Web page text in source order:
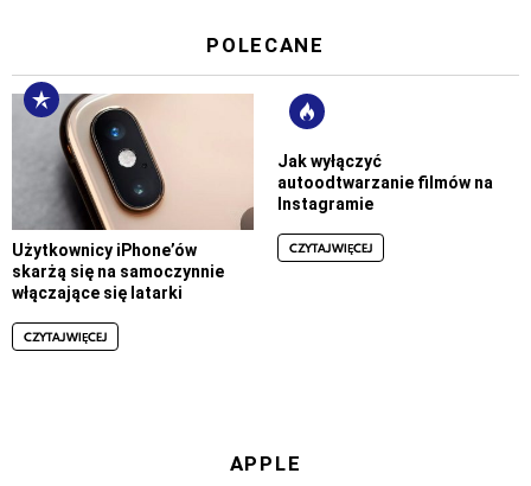
POLECANE
Użytkownicy iPhone’ów
skarżą się na samoczynnie
włączające się latarki
CZYTAJ WIĘCEJ
Jak wyłączyć
autoodtwarzanie filmów na
Instagramie
CZYTAJ WIĘCEJ
APPLE